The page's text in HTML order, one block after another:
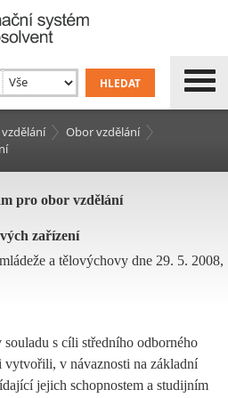
Obor vzdělání
pro obor vzdělání
zařízení
a tělovýchovy dne 29. 5. 2008,
s cíli středního odborného
vytvořili, v návaznosti na základní
jejich schopnostem a studijním